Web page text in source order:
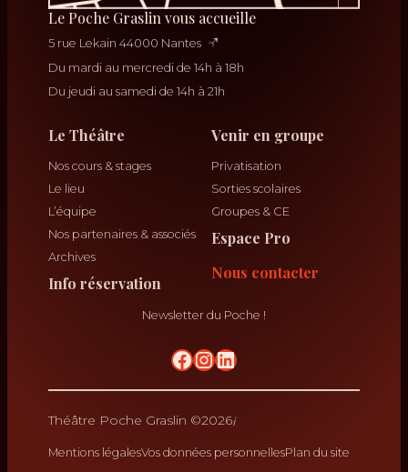
Le Poche Graslin vous accueille
5 rue Lekain 44000 Nantes
Du mardi au mercredi de 14h à 18h
Du jeudi au samedi de 14h à 21h
Le Théâtre
Nos cours & stages
Le lieu
L’équipe
Nos partenaires & associés
Archives
Info réservation
Venir en groupe
Privatisation
Sorties scolaires
Groupes & CE
Espace Pro
Nous contacter
Newsletter du Poche !
Théâtre Poche Graslin ©2026
Mentions légalesVos données personnellesPlan du site